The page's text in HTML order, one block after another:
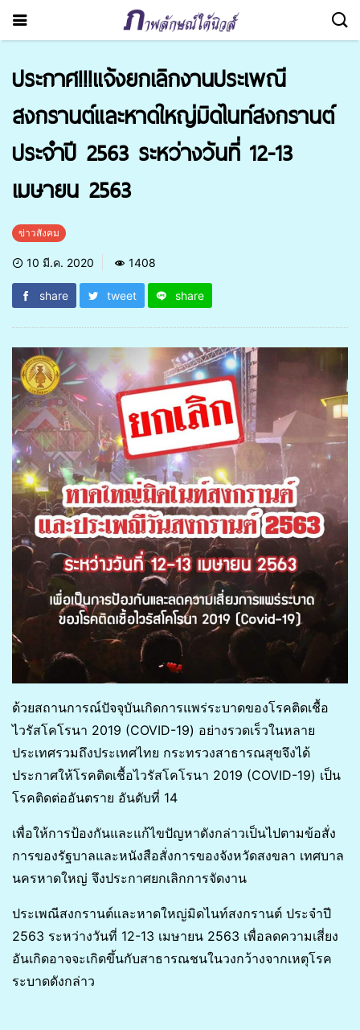
ประกาศ!!!แจ้งยกเลิกงานประเพณี
สงกรานต์และหาดใหญ่มิดไนท์สงกรานต์
ประจำปี 2563 ระหว่างวันที่ 12-13
เมษายน 2563
ข่าวสังคม
10 มี.ค. 2020 1408
share tweet share
ด้วยสถานการณ์ปัจจุบันเกิดการแพร่ระบาดของโรคติดเชื้อ
ไวรัสโคโรนา 2019 (COVID-19) อย่างรวดเร็วในหลาย
ประเทศรวมถึงประเทศไทย กระทรวงสาธารณสุขจึงได้
ประกาศให้โรคติดเชื้อไวรัสโคโรนา 2019 (COVID-19) เป็น
โรคติดต่ออันตราย อันดับที่ 14
เพื่อให้การป้องกันและแก้ไขปัญหาดังกล่าวเป็นไปตามข้อสั่ง
การของรัฐบาลและหนังสือสั่งการของจังหวัดสงขลา เทศบาล
นครหาดใหญ่ จึงประกาศยกเลิกการจัดงาน
ประเพณีสงกรานต์และหาดใหญ่มิดไนท์สงกรานต์ ประจำปี
2563 ระหว่างวันที่ 12-13 เมษายน 2563 เพื่อลดความเสี่ยง
อันเกิดอาจจะเกิดขึ้นกับสาธารณชนในวงกว้างจากเหตุโรค
ระบาดดังกล่าว